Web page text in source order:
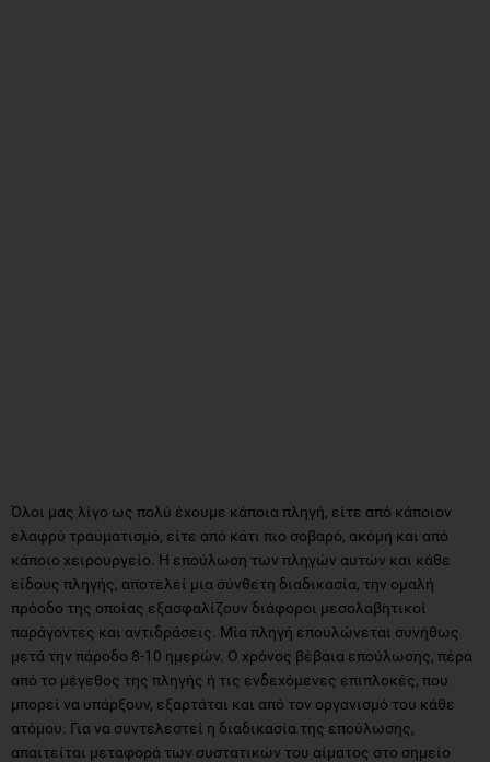
Όλοι μας λίγο ως πολύ έχουμε κάποια πληγή, είτε από κάποιον
ελαφρύ τραυματισμό, είτε από κάτι πιο σοβαρό, ακόμη και από
κάποιο χειρουργείο. Η επούλωση των πληγών αυτών και κάθε
είδους πληγής, αποτελεί μια σύνθετη διαδικασία, την ομαλή
πρόοδο της οποίας εξασφαλίζουν διάφοροι μεσολαβητικοί
παράγοντες και αντιδράσεις. Mία πληγή επουλώνεται συνήθως
μετά την πάροδο 8-10 ημερών. O χρόνος βέβαια επούλωσης, πέρα
από το μέγεθος της πληγής ή τις ενδεχόμενες επιπλοκές, που
μπορεί να υπάρξουν, εξαρτάται και από τον οργανισμό του κάθε
ατόμου. Για να συντελεστεί η διαδικασία της επούλωσης,
απαιτείται μεταφορά των συστατικών του αίματος στο σημείο